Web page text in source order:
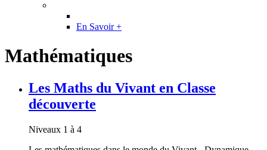
En Savoir +
Mathématiques
Les Maths du Vivant en Classe
découverte
Niveaux 1 à 4